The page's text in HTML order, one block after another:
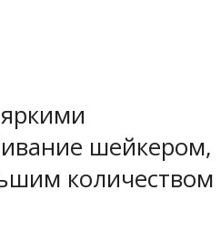
шейкером,
количеством